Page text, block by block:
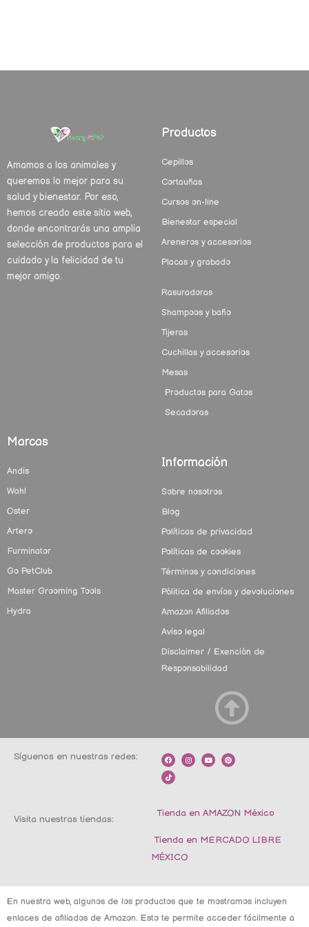
Amamos a los animales y
queremos lo mejor para su
salud y bienestar. Por eso,
hemos creado este sitio web,
donde encontrarás una amplia
selección de productos para el
cuidado y la felicidad de tu
mejor amigo.
Productos
Cepillos
Cortauñas
Cursos on-line
Bienestar especial
Areneros y accesorios
Placas y grabado
Rasuradoras
Shampoos y baño
Tijeras
Cuchillas y accesorios
Mesas
Productos para Gatos
Secadoras
Marcas
Andis
Wahl
Oster
Artero
Furminator
Go PetClub
Master Grooming Tools
Hydra
Información
Sobre nosotros
Blog
Políticas de privacidad
Políticas de cookies
Términos y condiciones
Pólitica de envíos y devoluciones
Amazon Afiliados
Aviso legal
Disclaimer / Exención de
Responsabilidad
Síguenos en nuestras redes:
F
a
c
e
b
I
n
s
m
Y
o
u
P
i
n
t
T
i
k
t
o
Visita nuestras tiendas:
Tienda en AMAZON México
Tienda en MERCADO LIBRE
MÉXICO
En nuestra web, algunos de los productos que te mostramos incluyen
enlaces de afiliados de Amazon. Esto te permite acceder fácilmente a